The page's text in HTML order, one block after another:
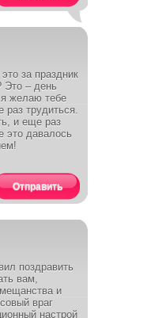
за праздник
Это – день
желаю тебе
раз трудиться.
и еще раз
это давалось
Отправить
поздравить
вам,
и
враг
настрой